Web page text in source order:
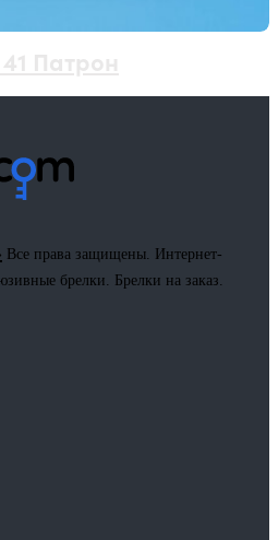
Все права защищены. Интернет-
брелки. Брелки на заказ.